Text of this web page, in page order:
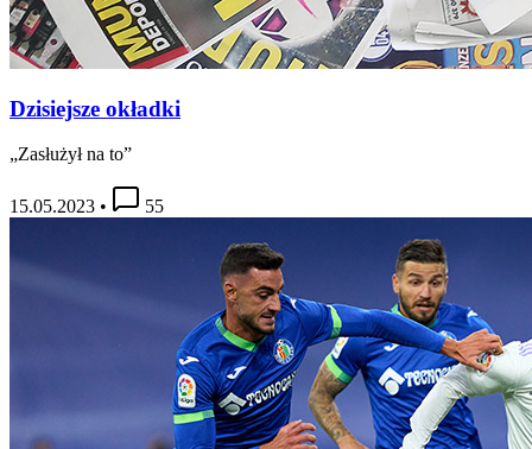
Dzisiejsze okładki
„Zasłużył na to”
15.05.2023 • 55